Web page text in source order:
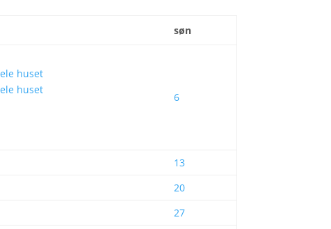
søn
huset
huset
6
13
20
27